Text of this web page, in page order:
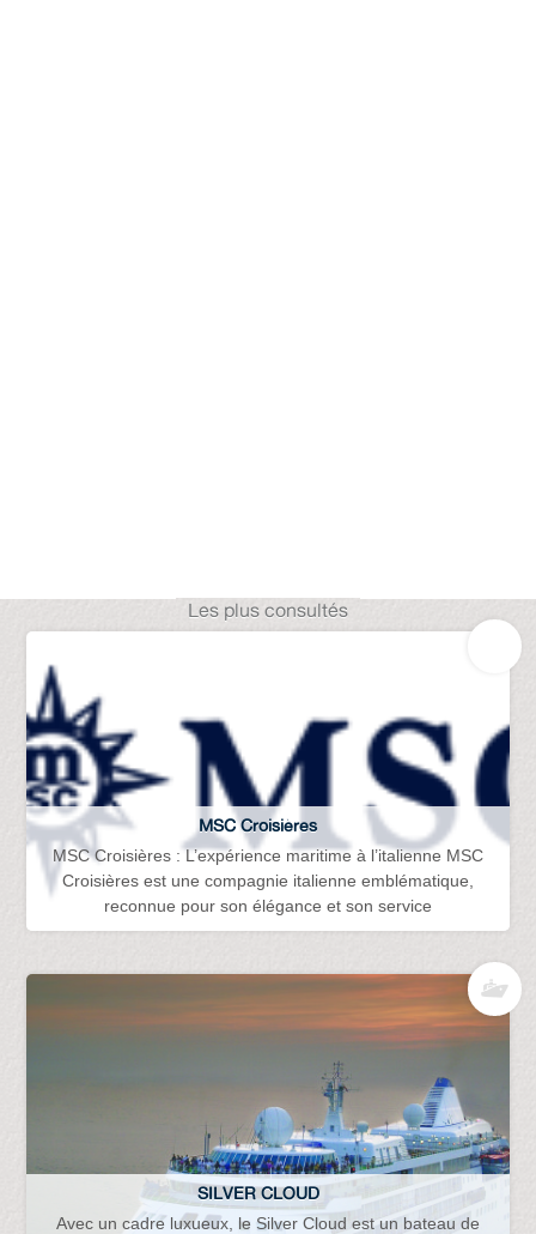
Les plus consultés
MSC Croisières
MSC Croisières : L’expérience maritime à l’italienne MSC
Croisières est une compagnie italienne emblématique,
reconnue pour son élégance et son service
SILVER CLOUD
Avec un cadre luxueux, le Silver Cloud est un bateau de